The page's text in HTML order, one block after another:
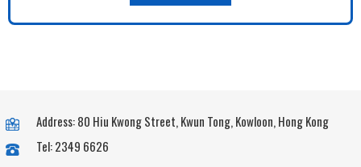
Address: 80 Hiu Kwong Street, Kwun Tong, Kowloon, Hong Kong
Tel: 2349 6626